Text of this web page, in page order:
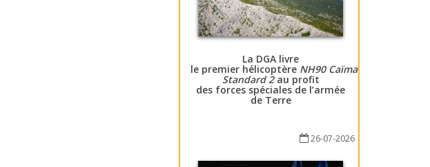
La DGA livre
le premier hélicoptère NH90 Caïman
Standard 2au profit
des forces spéciales de l’armée
de Terre
26-07-2026